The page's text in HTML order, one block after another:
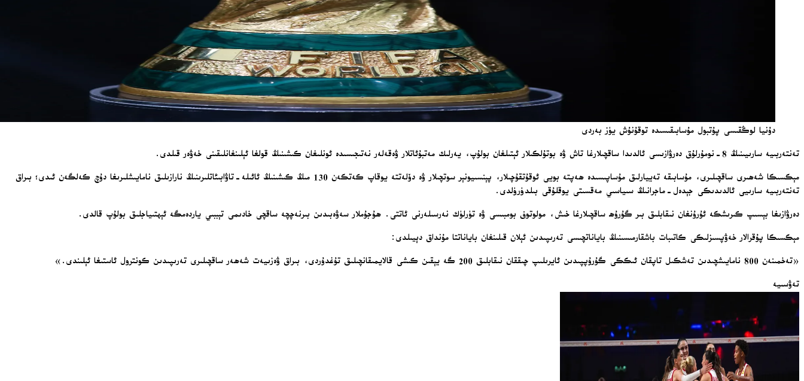
دۇنيا لوڭقىسى پۇتبول مۇسابىقىسىدە توقۇنۇش يۈز بەردى
تەنتەربىيە سارىيىنىڭ 8-نومۇرلۇق دەرۋازىسى ئالدىدا ساقچىلارغا تاش ۋە بوتۇلكىلار ئېتىلغان بولۇپ، يەرلىك مەتبۇئاتلار ۋەقەلەر نەتىجىسىدە ئونلىغان كىشىنىڭ قولغا ئېلىنغانلىقىنى خەۋەر قىلدى.
مېكسىكا شەھىرى ساقچىلىرى، مۇسابىقە تەييارلىق مۇساپىسىدە ھەپتە بويى ئوقۇتقۇچىلار، پېنسىيونېر سوتچىلار ۋە دۆلەتتە يوقاپ كەتكەن 130 مىڭ كىشىنىڭ ئائىلە-تاۋابىئاتلىرىنىڭ نارازىلىق نامايىشلىرىغا دۇچ كەلگەن ئىدى؛ بىراق
تەنتەربىيە سارىيى ئالدىدىكى جېدەل-ماجرانىڭ سىياسىي مەقسىتى يوقلۇقى بىلدۈرۈلدى.
دەرۋازىغا بېسىپ كىرىشكە ئۇرۇنغان نىقابلىق بىر گۇرۇھ ساقچىلارغا خىش، مولوتوف بومبىسى ۋە تۈرلۈك نەرسىلەرنى ئاتتى. ھۇجۇملار سەۋەبىدىن بىرنەچچە ساقچى خادىمى تېببىي ياردەمگە ئېھتىياجلىق بولۇپ قالدى.
مېكسىكا پۇقرالار خەۋپسىزلىكى كاتىبات باشقارمىسىنىڭ باياناتچىسى تەرىپىدىن ئېلان قىلىنغان باياناتتا مۇنداق دېيىلدى:
«تەخمىنەن 800 نامايىشچىدىن تەشكىل تاپقان ئىككى گۇرۇپپىدىن ئايرىلىپ چىققان نىقابلىق 200 گە يېقىن كىشى قالايمىقانچىلىق تۇغدۇردى، بىراق ۋەزىيەت شەھەر ساقچىلىرى تەرىپىدىن كونترول ئاستىغا ئېلىندى.»
تەۋسىيە